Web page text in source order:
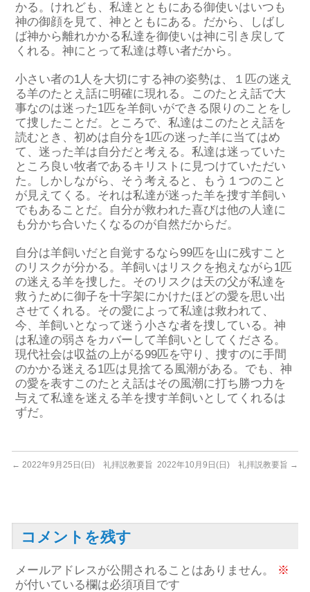
かる。けれども、私達とともにある御使いはいつも
神の御顔を見て、神とともにある。だから、しばし
ば神から離れかかる私達を御使いは神に引き戻して
くれる。神にとって私達は尊い者だから。
小さい者の1人を大切にする神の姿勢は、１匹の迷え
る羊のたとえ話に明確に現れる。このたとえ話で大
事なのは迷った1匹を羊飼いができる限りのことをし
て捜したことだ。ところで、私達はこのたとえ話を
読むとき、初めは自分を1匹の迷った羊に当てはめ
て、迷った羊は自分だと考える。私達は迷っていた
ところ良い牧者であるキリストに見つけていただい
た。しかしながら、そう考えると、もう１つのこと
が見えてくる。それは私達が迷った羊を捜す羊飼い
でもあることだ。自分が救われた喜びは他の人達に
も分かち合いたくなるのが自然だからだ。
自分は羊飼いだと自覚するなら99匹を山に残すこと
のリスクが分かる。羊飼いはリスクを抱えながら1匹
の迷える羊を捜した。そのリスクは天の父が私達を
救うために御子を十字架にかけたほどの愛を思い出
させてくれる。その愛によって私達は救われて、
今、羊飼いとなって迷う小さな者を捜している。神
は私達の弱さをカバーして羊飼いとしてくださる。
現代社会は収益の上がる99匹を守り、捜すのに手間
のかかる迷える1匹は見捨てる風潮がある。でも、神
の愛を表すこのたとえ話はその風潮に打ち勝つ力を
与えて私達を迷える羊を捜す羊飼いとしてくれるは
ずだ。
← 2022年9月25日(日) 礼拝説教要旨 2022年10月9日(日) 礼拝説教要旨 →
コメントを残す
メールアドレスが公開されることはありません。
※
が付いている欄は必須項目です